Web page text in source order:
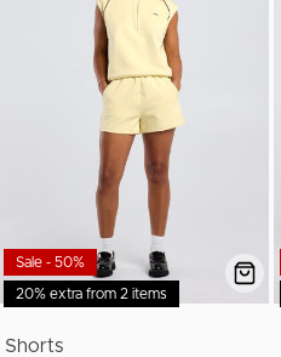
20% extra from 2 items
Sale - 50%
Shorts